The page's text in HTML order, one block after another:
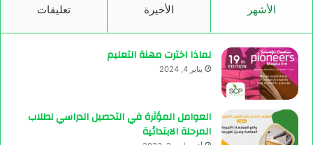
الأشهر الأخيرة تعليقات
لماذا اخترت مهنة التعليم
يناير 4, 2024
العوامل المؤثرة في التحصيل الدراسي لطلاب
المرحلة الابتدائية